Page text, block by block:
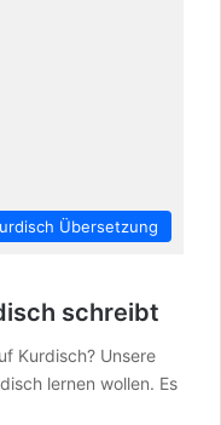
Übersetzung
schreibt
Kurdisch? Unsere
lernen wollen. Es